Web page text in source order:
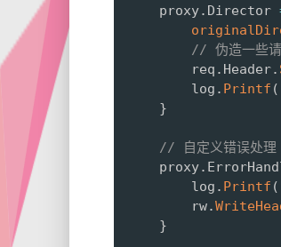
	proxy
. Director
// 伪造一些请
		req
. Header.
		log
. Printf (
}
// 自定义错误处理
	proxy
.
		log
. Printf (
		rw
.
}